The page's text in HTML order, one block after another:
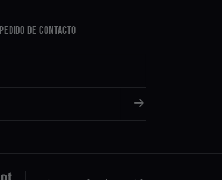
Pedido de Contacto